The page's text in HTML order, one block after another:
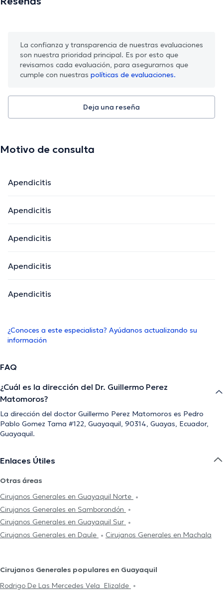
La confianza y transparencia de nuestras evaluaciones
son nuestra prioridad principal. Es por esto que
revisamos cada evaluación, para asegurarnos que
cumple con nuestras políticas de evaluaciones.
Deja una reseña
Motivo de consulta
Apendicitis
Apendicitis
Apendicitis
Apendicitis
Apendicitis
¿Conoces a este especialista? Ayúdanos actualizando su
información
FAQ
¿Cuál es la dirección del Dr. Guillermo Perez
Matomoros?
La dirección del doctor Guillermo Perez Matomoros es Pedro
Pablo Gomez Tama #122, Guayaquil, 90314, Guayas, Ecuador,
Guayaquil.
Enlaces Útiles
Otras áreas
Cirujanos Generales en Guayaquil Norte
Cirujanos Generales en Samborondón
Cirujanos Generales en Guayaquil Sur
Cirujanos Generales en Daule
Cirujanos Generales en Machala
Cirujanos Generales populares en Guayaquil
Rodrigo De Las Mercedes Vela Elizalde